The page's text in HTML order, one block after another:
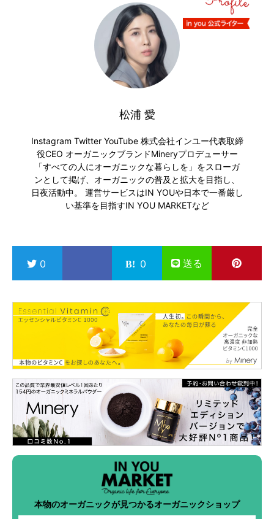
松浦 愛
Instagram Twitter YouTube株式会社インユー代表取締
役CEO オーガニックブランドMineryプロデューサー
「すべての人にオーガニックな暮らしを」をスローガ
ンとして掲げ、オーガニックの普及と拡大を目指し、
日夜活動中。 運営サービスはIN YOUや日本で一番厳し
い基準を目指すIN YOU MARKETなど
0 0 送る
本物のオーガニックが見つかるオーガニックショップ